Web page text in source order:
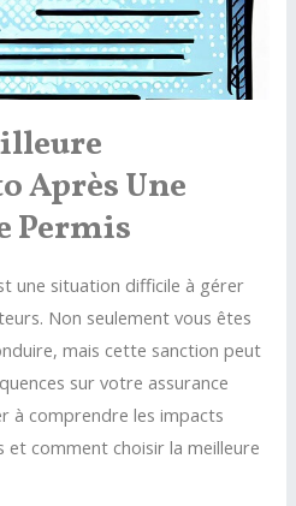
Après Une
Permis
une situation difficile à gérer
Non seulement vous êtes
mais cette sanction peut
sur votre assurance
à comprendre les impacts
et comment choisir la meilleure